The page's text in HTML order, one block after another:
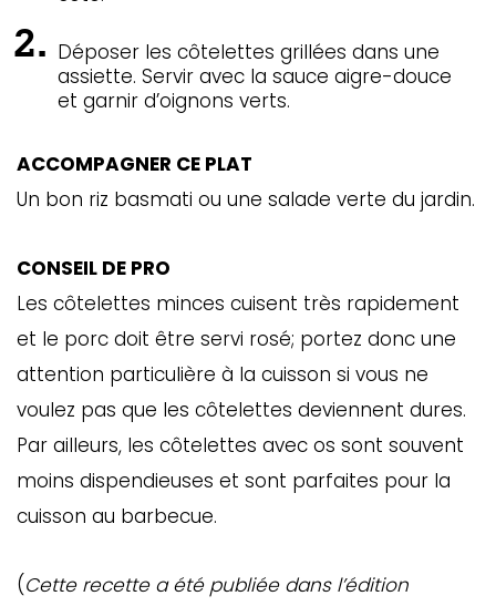
Déposer les côtelettes grillées dans une
assiette. Servir avec la sauce aigre-douce
et garnir d’oignons verts.
ACCOMPAGNER CE PLAT
Un bon riz basmati ou une salade verte du jardin.
CONSEIL DE PRO
Les côtelettes minces cuisent très rapidement
et le porc doit être servi rosé; portez donc une
attention particulière à la cuisson si vous ne
voulez pas que les côtelettes deviennent dures.
Par ailleurs, les côtelettes avec os sont souvent
moins dispendieuses et sont parfaites pour la
cuisson au barbecue.
(Cette recette a été publiée dans l’édition